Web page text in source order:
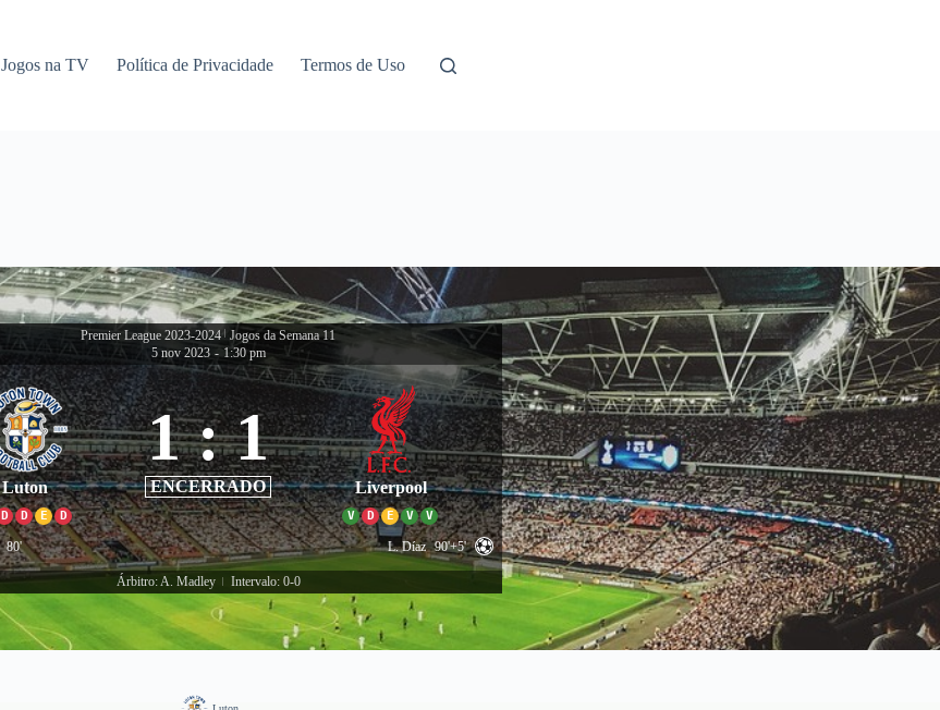
Jogos na TV Política de Privacidade Termos de Uso
Premier League 2023-2024 Jogos da Semana 11
5 nov 2023 - 1:30 pm
Luton
D D E D
1 : 1
ENCERRADO Liverpool
V D E V V
80' L. Díaz 90'+5'
Árbitro: A. Madley Intervalo: 0-0